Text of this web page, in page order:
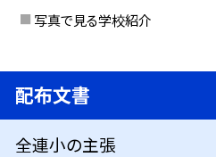
写真で見る学校紹介
配布文書
全連小の主張